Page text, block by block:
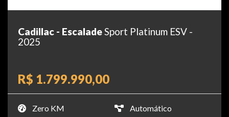
Cadillac - EscaladeSport Platinum ESV -
2025
R$ 1.799.990,00
Zero KM
Automático